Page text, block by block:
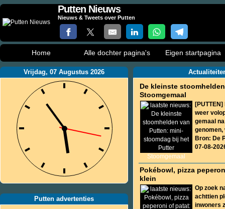
Putten Nieuws
Nieuws & Tweets over Putten
Home Alle dochter pagina's Eigen startpagina
Vrijdag, 07 Augustus 2026
Putten advertenties
De kleinste
Stoomgemaal
weer
gemaal
genomen,
Bron: De
07-08-
Pokébowl, pizza
klein
Op zoek
achttien
inwoners